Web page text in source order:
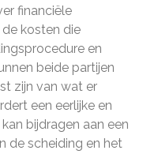
financiële
kosten die
en
beide partijen
zijn van wat er
een eerlijke en
bijdragen aan een
de scheiding en het